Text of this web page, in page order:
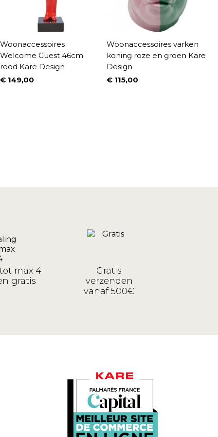
Woonaccessoires
Welcome Guest 46cm
rood Kare Design
Prijs
€ 149,00
Woonaccessoires varken
koning roze en groen Kare
Design
Prijs
€ 115,00
max 4
gratis
Gratis
verzenden
vanaf 500€